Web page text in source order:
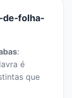
de-folha-
:
é
que